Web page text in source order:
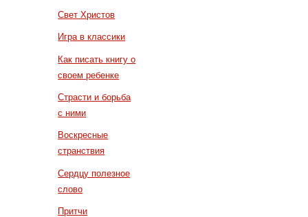
Свет Христов
Игра в классики
Как писать книгу о
своем ребенке
Страсти и борьба
с ними
Воскресные
странствия
Сердцу полезное
слово
Притчи